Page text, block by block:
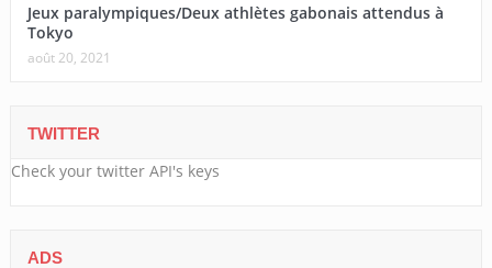
Jeux paralympiques/Deux athlètes gabonais attendus à
Tokyo
août 20, 2021
TWITTER
Check your twitter API's keys
ADS